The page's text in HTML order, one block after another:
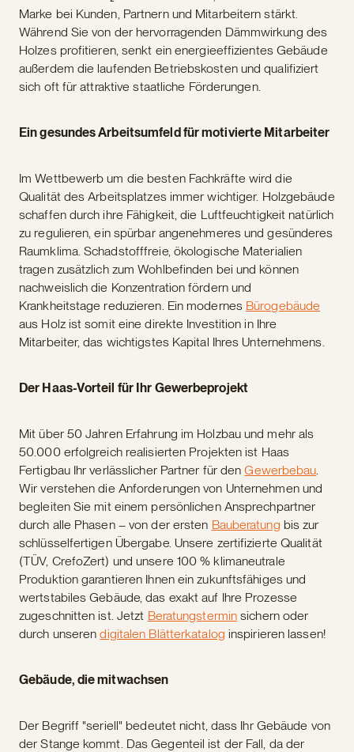
Marke bei Kunden, Partnern und Mitarbeitern stärkt.
Während Sie von der hervorragenden Dämmwirkung des
Holzes profitieren, senkt ein energieeffizientes Gebäude
außerdem die laufenden Betriebskosten und qualifiziert
sich oft für attraktive staatliche Förderungen.
Ein gesundes Arbeitsumfeld für motivierte Mitarbeiter
Im Wettbewerb um die besten Fachkräfte wird die
Qualität des Arbeitsplatzes immer wichtiger. Holzgebäude
schaffen durch ihre Fähigkeit, die Luftfeuchtigkeit natürlich
zu regulieren, ein spürbar angenehmeres und gesünderes
Raumklima. Schadstofffreie, ökologische Materialien
tragen zusätzlich zum Wohlbefinden bei und können
nachweislich die Konzentration fördern und
Krankheitstage reduzieren. Ein modernes Bürogebäude
aus Holz ist somit eine direkte Investition in Ihre
Mitarbeiter, das wichtigstes Kapital Ihres Unternehmens.
Der Haas-Vorteil für Ihr Gewerbeprojekt
Mit über 50 Jahren Erfahrung im Holzbau und mehr als
50.000 erfolgreich realisierten Projekten ist Haas
Fertigbau Ihr verlässlicher Partner für denGewerbebau.
Wir verstehen die Anforderungen von Unternehmen und
begleiten Sie mit einem persönlichen Ansprechpartner
durch alle Phasen – von der ersten Bauberatung bis zur
schlüsselfertigen Übergabe. Unsere zertifizierte Qualität
(TÜV, CrefoZert) und unsere 100 % klimaneutrale
Produktion garantieren Ihnen ein zukunftsfähiges und
wertstabiles Gebäude, das exakt auf Ihre Prozesse
zugeschnitten ist. Jetzt Beratungstermin sichern oder
durch unserendigitalen Blätterkatalog inspirieren lassen!
Gebäude, die mitwachsen
Der Begriff "seriell" bedeutet nicht, dass Ihr Gebäude von
der Stange kommt. Das Gegenteil ist der Fall, da der